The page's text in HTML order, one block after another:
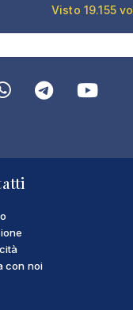
Visto 19.155
con noi